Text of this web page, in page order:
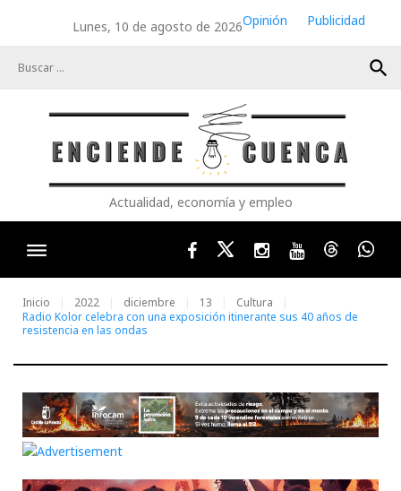
Lunes, 10 de agosto de 2026Opinión
Publicidad
search
Actualidad, economía y empleo
FacebookTwitterInstagram
YoutubeThreads
Inicio 2022 diciembre 13
Cultura
Radio Kolor celebra con una exposición itinerante sus 40 años de
resistencia en las ondas